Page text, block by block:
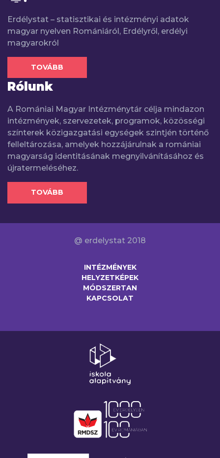
Erdélystat – statisztikai és intézményi adatok
magyar nyelven Romániáról, Erdélyről, erdélyi
magyarokról
TOVÁBB
Rólunk
A Romániai Magyar Intézménytár célja mindazon
intézmények, szervezetek, programok, közösségi
színterek közigazgatási egységek szintjén történő
felleltározása, amelyek hozzájárulnak a romániai
magyarság identitásának megnyilvánításához és
újratermeléséhez.
TOVÁBB
@ erdelystat 2018
INTÉZMÉNYEK
HELYZETKÉPEK
MÓDSZERTAN
KAPCSOLAT